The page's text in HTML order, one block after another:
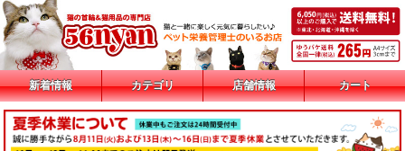
新着情報 カテゴリ 店舗情報 カート